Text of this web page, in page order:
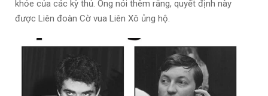
khỏe của các kỳ thủ. Ông nói thêm rằng, quyết định này
được Liên đoàn Cờ vua Liên Xô ủng hộ.